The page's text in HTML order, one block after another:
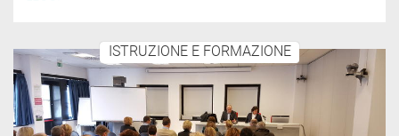
ISTRUZIONE E FORMAZIONE